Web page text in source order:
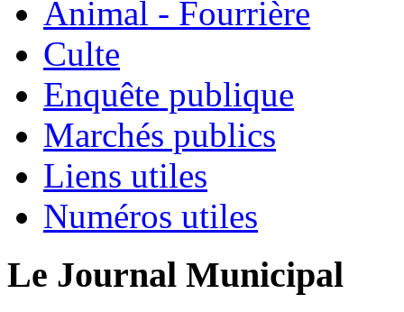
Animal - Fourrière
Culte
Enquête publique
Marchés publics
Liens utiles
Numéros utiles
Le Journal Municipal